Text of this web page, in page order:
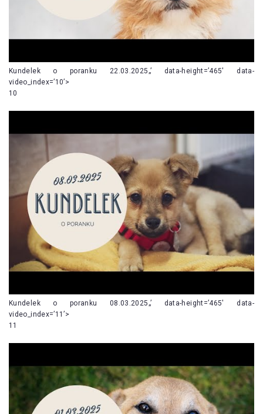
Kundelek o poranku 22.03.2025„’ data-height=’465′ data-
video_index=’10’>
10
Kundelek o poranku 08.03.2025„’ data-height=’465′ data-
video_index=’11’>
11